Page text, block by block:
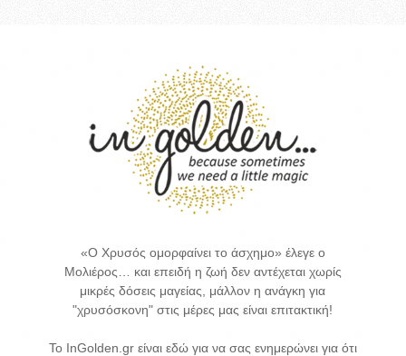
«Ο Χρυσός ομορφαίνει το άσχημο» έλεγε ο
Μολιέρος… και επειδή η ζωή δεν αντέχεται χωρίς
μικρές δόσεις μαγείας, μάλλον η ανάγκη για
"χρυσόσκονη" στις μέρες μας είναι επιτακτική!
Το InGolden.gr είναι εδώ για να σας ενημερώνει για ότι